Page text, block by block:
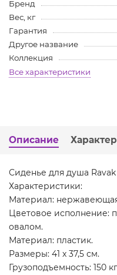
Бренд
Вес, кг
Гарантия
Другое название
Коллекция
Все характеристики
Описание
Сиденье для душа
Характеристики:
Материал: нержавеющая
Цветовое исполнение:
овалом.
Материал: пластик.
Размеры: 41 x 37,5 см.
Грузоподъемность: 150